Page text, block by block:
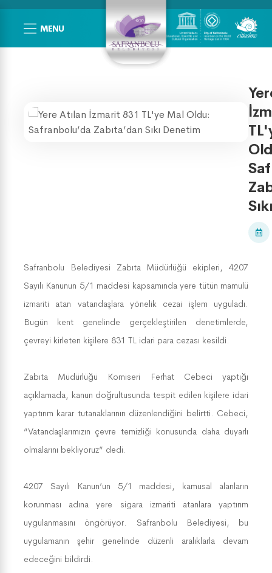
MENU
Safranbolu Belediyesi Zabıta Müdürlüğü ekipleri, 4207
Sayılı Kanunun 5/1 maddesi kapsamında yere tütün mamulü
izmariti atan vatandaşlara yönelik cezai işlem uyguladı.
Bugün kent genelinde gerçekleştirilen denetimlerde,
çevreyi kirleten kişilere 831 TL idari para cezası kesildi.
Zabıta Müdürlüğü Komiseri Ferhat Cebeci yaptığı
açıklamada, kanun doğrultusunda tespit edilen kişilere idari
yaptırım karar tutanaklarının düzenlendiğini belirtti. Cebeci,
“Vatandaşlarımızın çevre temizliği konusunda daha duyarlı
olmalarını bekliyoruz” dedi.
4207 Sayılı Kanun’un 5/1 maddesi, kamusal alanların
korunması adına yere sigara izmariti atanlara yaptırım
uygulanmasını öngörüyor. Safranbolu Belediyesi, bu
uygulamanın şehir genelinde düzenli aralıklarla devam
edeceğini bildirdi.